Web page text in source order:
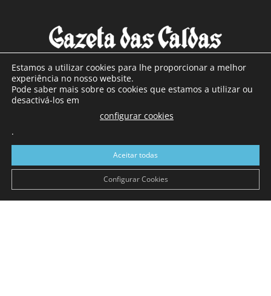
SOBRE NÓS
Com sede nas Caldas da Rainha e mais de 90 anos de
a sul de distrito de Leiria, com mais de 40.000 leitores por
toda a região Oeste. Jornal com distribuição em Portugal
Continental e assinatura online.
Estamos a utilizar cookies para lhe proporcionar a melhor
experiência no nosso website.
Pode saber mais sobre os cookies que estamos a utilizar ou
desactivá-los em
configurar cookies
.
Aceitar todas
Configurar Cookies